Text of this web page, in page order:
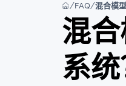
FAQ 混合模
混
系统